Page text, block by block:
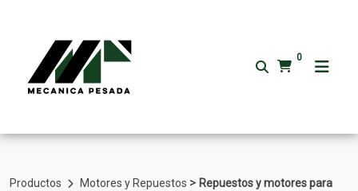
0
Productos Motores y Repuestos > Repuestos y motores para